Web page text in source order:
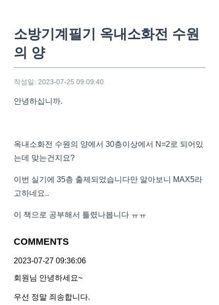
소방기계필기 옥내소화전 수원
의 양
작성일: 2023-07-25 09:09:40
안녕하십니까.
옥내소화전 수원의 양에서 30층이상에서 N=2로 되어있
는데 맞는건지요?
이번 실기에 35층 출제되었습니다만 알아보니 MAX5라
고하네요..
이 책으로 공부해서 틀렸나봅니다 ㅠㅠ
COMMENTS
2023-07-27 09:36:06
회원님 안녕하세요~
우선 정말 죄송합니다.